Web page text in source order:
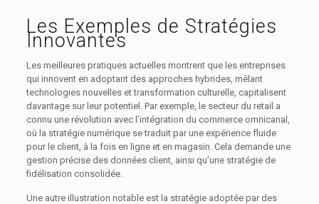
Les Exemples de Stratégies
Innovantes
Les meilleures pratiques actuelles montrent que les entreprises
qui innovent en adoptant des approches hybrides, mêlant
technologies nouvelles et transformation culturelle, capitalisent
davantage sur leur potentiel. Par exemple, le secteur du retail a
connu une révolution avec l’intégration du commerce omnicanal,
où la stratégie numérique se traduit par une expérience fluide
pour le client, à la fois en ligne et en magasin. Cela demande une
gestion précise des données client, ainsi qu’une stratégie de
fidélisation consolidée.
Une autre illustration notable est la stratégie adoptée par des